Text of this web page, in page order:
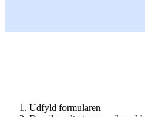
Udfyld formularen